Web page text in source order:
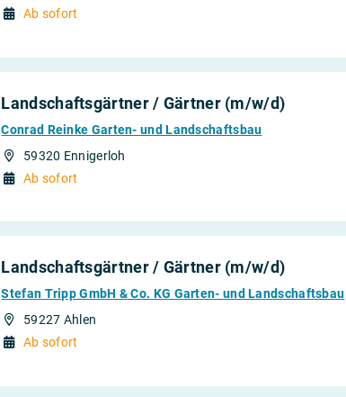
Ab sofort
Landschaftsgärtner / Gärtner (m/w/d)
Conrad Reinke Garten- und Landschaftsbau
59320 Ennigerloh
Ab sofort
Landschaftsgärtner / Gärtner (m/w/d)
Stefan Tripp GmbH & Co. KG Garten- und Landschaftsbau
59227 Ahlen
Ab sofort